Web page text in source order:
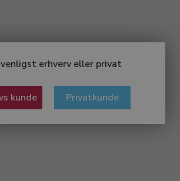
erhverv eller privat
kunde Privatkunde